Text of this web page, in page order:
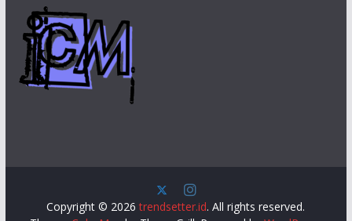
Copyright © 2026trendsetter.id. All rights reserved.